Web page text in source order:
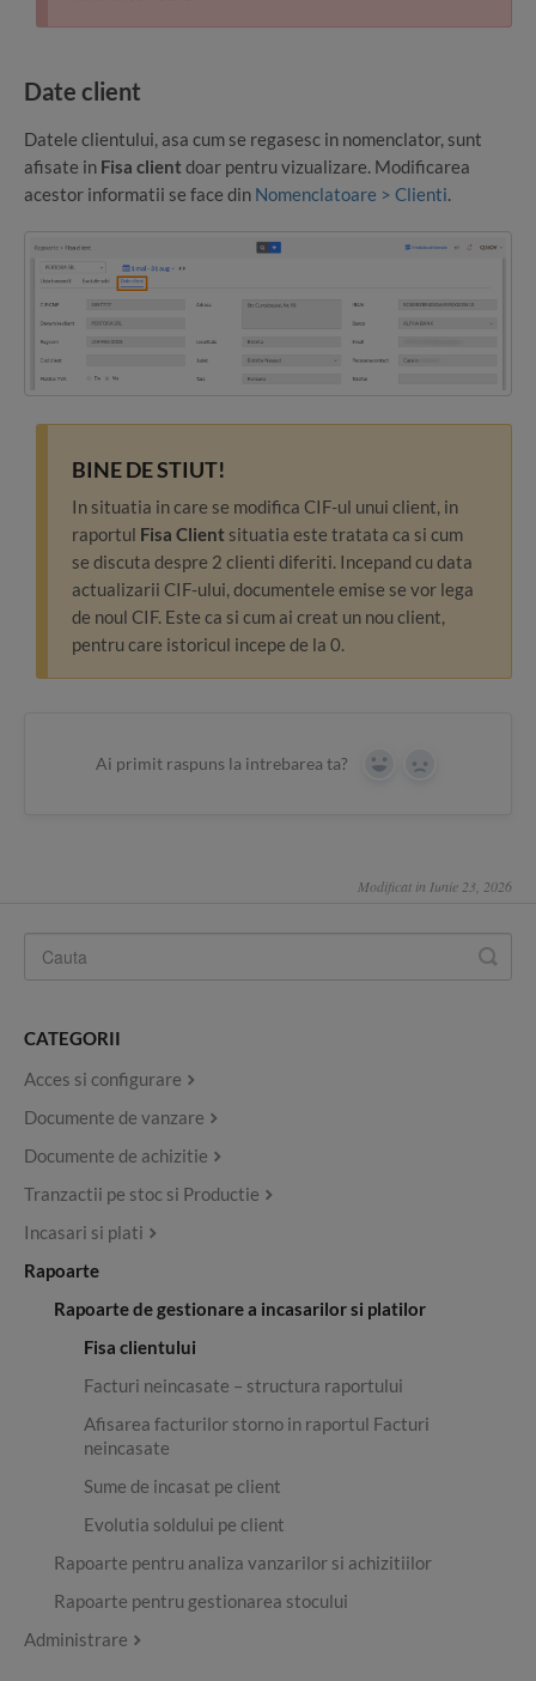
Date client
Datele clientului, asa cum se regasesc in nomenclator, sunt
afisate in Fisa clientdoar pentru vizualizare. Modificarea
acestor informatii se face din Nomenclatoare > Clienti.
BINE DE STIUT!
In situatia in care se modifica CIF-ul unui client, in
raportul Fisa Client situatia este tratata ca si cum
se discuta despre 2 clienti diferiti. Incepand cu data
actualizarii CIF-ului, documentele emise se vor lega
de noul CIF. Este ca si cum ai creat un nou client,
pentru care istoricul incepe de la 0.
Ai primit raspuns la intrebarea ta? Yes No
Modificat in Iunie 23, 2026
CATEGORII
Acces si configurare
Documente de vanzare
Documente de achizitie
Tranzactii pe stoc si Productie
Incasari si plati
Rapoarte
Rapoarte de gestionare a incasarilor si platilor
Fisa clientului
Facturi neincasate – structura raportului
Afisarea facturilor storno in raportul Facturi
neincasate
Sume de incasat pe client
Evolutia soldului pe client
Rapoarte pentru analiza vanzarilor si achizitiilor
Rapoarte pentru gestionarea stocului
Administrare